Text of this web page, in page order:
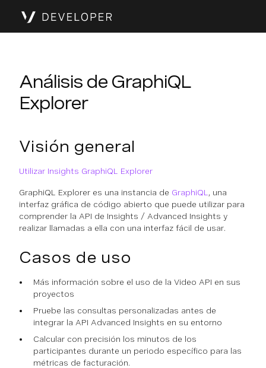
Análisis de GraphiQL
Explorer
Visión general
Utilizar Insights GraphiQL Explorer
GraphiQL Explorer es una instancia de GraphiQL , una
interfaz gráfica de código abierto que puede utilizar para
comprender la API de Insights / Advanced Insights y
realizar llamadas a ella con una interfaz fácil de usar.
Casos de uso
Más información sobre el uso de la Video API en sus
proyectos
Pruebe las consultas personalizadas antes de
integrar la API Advanced Insights en su entorno
Calcular con precisión los minutos de los
participantes durante un periodo específico para las
métricas de facturación.